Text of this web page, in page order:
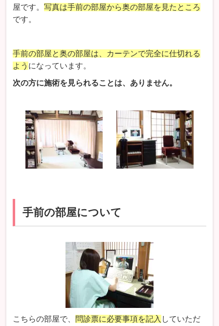
屋です。写真は手前の部屋から奥の部屋を見たところ
です。
手前の部屋と奥の部屋は、カーテンで完全に仕切れる
よう になっています。
次の方に施術を見られることは、ありません。
手前の部屋について
こちらの部屋で、 問診票に必要事項を記入 していただ